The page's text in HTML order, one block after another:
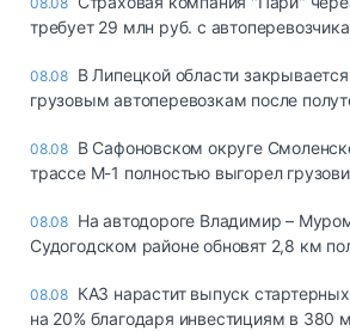
требует 29 млн руб. с
08.08 В Липецкой области
грузовым автоперевозкам после
08.08 В Сафоновском округе
трассе М-1 полностью выгорел
08.08 На автодороге Владимир –
Судогодском районе обновят 2,8 км
08.08 КАЗ нарастит выпуск
на 20% благодаря инвестициям в 380